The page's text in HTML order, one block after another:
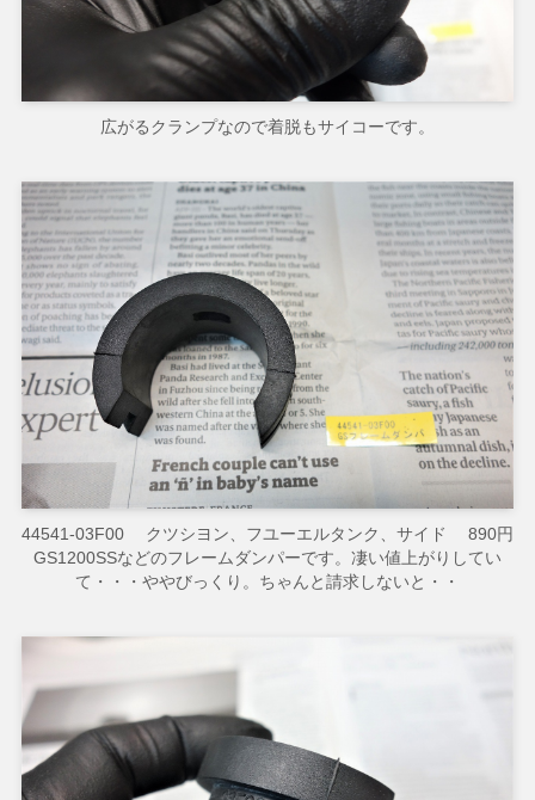
広がるクランプなので着脱もサイコーです。
44541-03F00 クツシヨン、フユーエルタンク、サイド 890円
GS1200SSなどのフレームダンパーです。凄い値上がりしてい
て・・・ややびっくり。ちゃんと請求しないと・・